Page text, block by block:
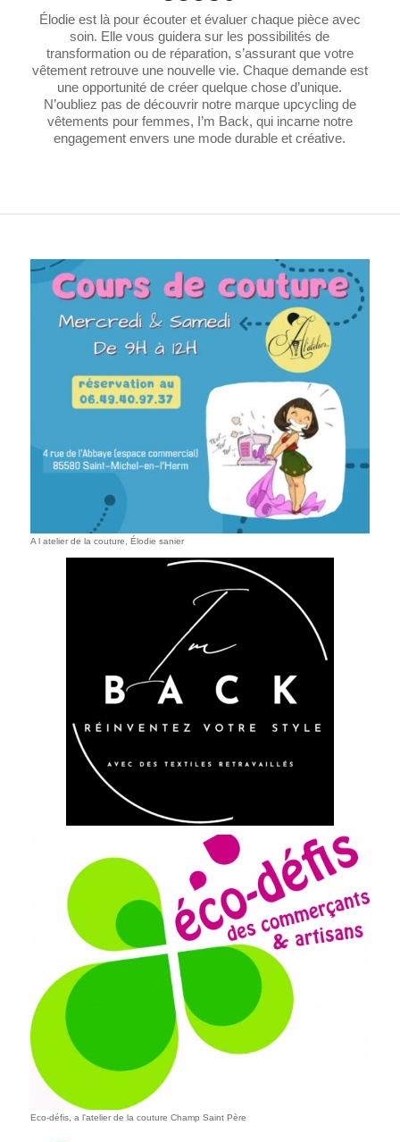
Élodie est là pour écouter et évaluer chaque pièce avec
soin. Elle vous guidera sur les possibilités de
transformation ou de réparation, s’assurant que votre
vêtement retrouve une nouvelle vie. Chaque demande est
une opportunité de créer quelque chose d’unique.
N’oubliez pas de découvrir notre marque upcycling de
vêtements pour femmes, I’m Back, qui incarne notre
engagement envers une mode durable et créative.
A l atelier de la couture, Élodie sanier
Eco-défis, a l'atelier de la couture Champ Saint Père